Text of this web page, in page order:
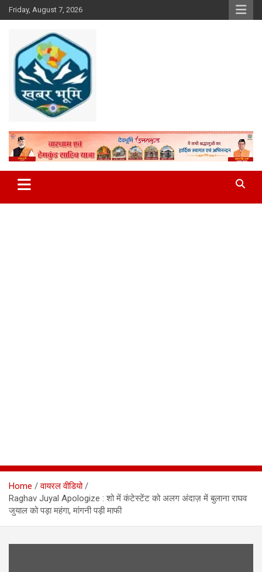
Skip
to
Friday, August 7, 2026
Khabar Bhumi
Home
वायरल वीडियो
Raghav Juyal Apologize : शो में कंटेस्टेंट को अलग अंदाज़ में बुलाना राघव
जुयाल को पड़ा महंगा, मांगनी पड़ी माफी